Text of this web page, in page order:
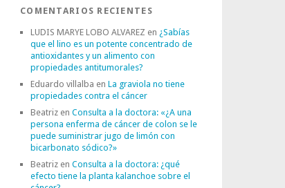
COMENTARIOS RECIENTES
LUDIS MARYE LOBO ALVAREZ en ¿Sabías
que el lino es un potente concentrado de
antioxidantes y un alimento con
propiedades antitumorales?
Eduardo villalba en La graviola no tiene
propiedades contra el cáncer
Beatriz en Consulta a la doctora: «¿A una
persona enferma de cáncer de colon se le
puede suministrar jugo de limón con
bicarbonato sódico?»
Beatriz en Consulta a la doctora: ¿qué
efecto tiene la planta kalanchoe sobre el